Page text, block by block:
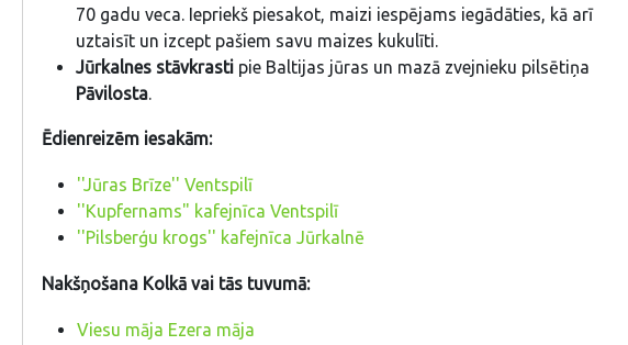
70 gadu veca. Iepriekš piesakot, maizi iespējams iegādāties, kā arī
uztaisīt un izcept pašiem savu maizes kukulīti.
Jūrkalnes stāvkrasti pie Baltijas jūras un mazā zvejnieku pilsētiņa
Pāvilosta.
Ēdienreizēm iesakām:
''Jūras Brīze'' Ventspilī
''Kupfernams" kafejnīca Ventspilī
''Pilsberģu krogs'' kafejnīca Jūrkalnē
Nakšņošana Kolkā vai tās tuvumā:
Viesu māja Ezera māja